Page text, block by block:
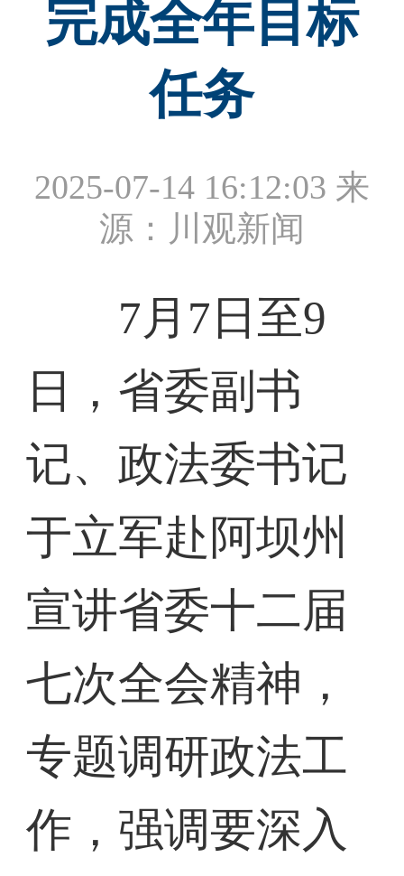
完成全年目标
任务
2025-07-14 16:12:03 来
源：川观新闻
7月7日至9
日，省委副书
记、政法委书记
于立军赴阿坝州
宣讲省委十二届
七次全会精神，
专题调研政法工
作，强调要深入